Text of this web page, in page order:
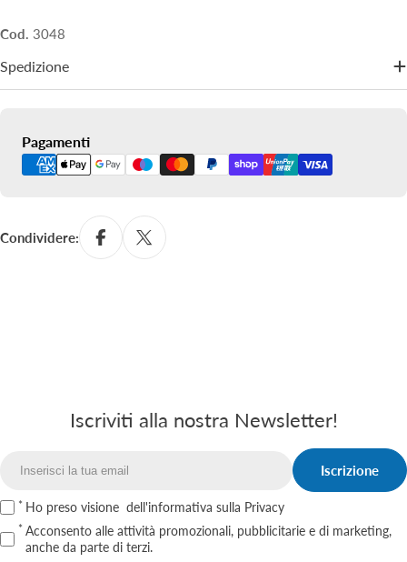
Cod. 3048
Spedizione
Pagamenti
Metodi
Condividere:
Iscriviti alla nostra Newsletter!
Iscrizione
Ho preso visione dell'informativa sulla Privacy
Acconsento alle attività promozionali, pubblicitarie e di marketing,
anche da parte di terzi.